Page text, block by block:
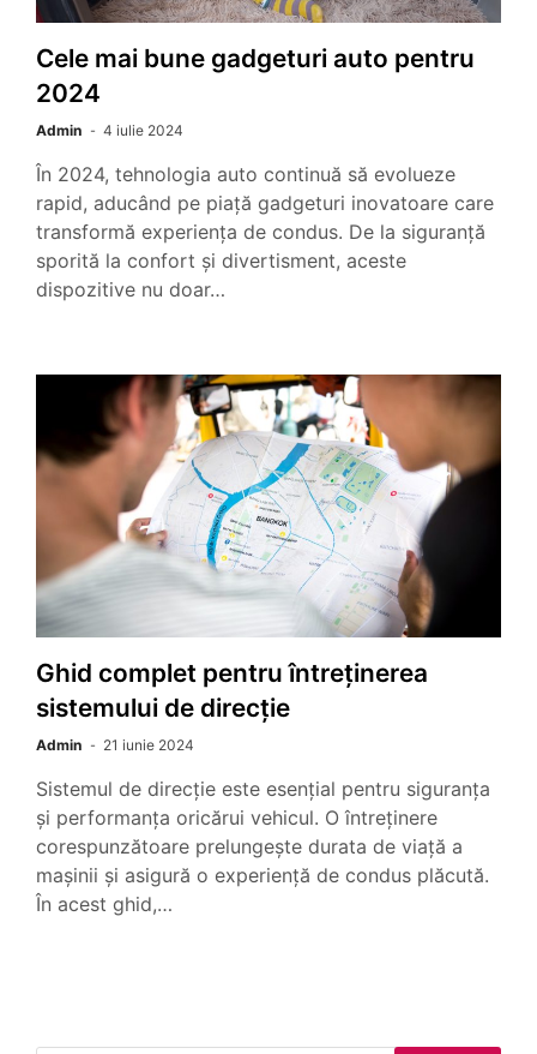
Cele mai bune gadgeturi auto pentru
2024
Admin 4 iulie 2024
În 2024, tehnologia auto continuă să evolueze
rapid, aducând pe piață gadgeturi inovatoare care
transformă experiența de condus. De la siguranță
sporită la confort și divertisment, aceste
dispozitive nu doar…
Ghid complet pentru întreținerea
sistemului de direcție
Admin 21 iunie 2024
Sistemul de direcție este esențial pentru siguranța
și performanța oricărui vehicul. O întreținere
corespunzătoare prelungește durata de viață a
mașinii și asigură o experiență de condus plăcută.
În acest ghid,…